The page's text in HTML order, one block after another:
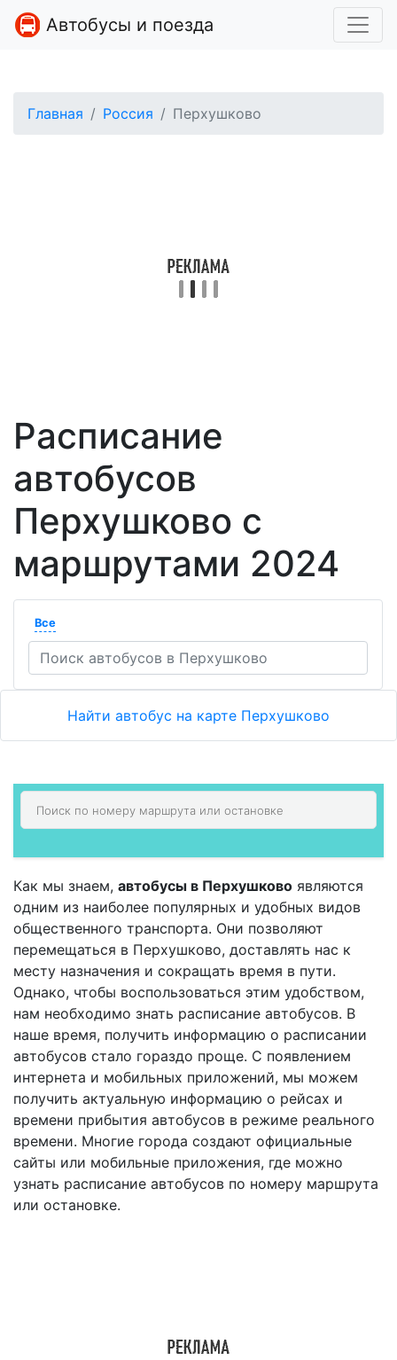
Автобусы и поезда
Главная Россия Перхушково
Расписание
автобусов
Перхушково с
маршрутами 2024
Все
Найти автобус на карте Перхушково
Как мы знаем, автобусы в Перхушково являются
одним из наиболее популярных и удобных видов
общественного транспорта. Они позволяют
перемещаться в Перхушково, доставлять нас к
месту назначения и сокращать время в пути.
Однако, чтобы воспользоваться этим удобством,
нам необходимо знать расписание автобусов. В
наше время, получить информацию о расписании
автобусов стало гораздо проще. С появлением
интернета и мобильных приложений, мы можем
получить актуальную информацию о рейсах и
времени прибытия автобусов в режиме реального
времени. Многие города создают официальные
сайты или мобильные приложения, где можно
узнать расписание автобусов по номеру маршрута
или остановке.